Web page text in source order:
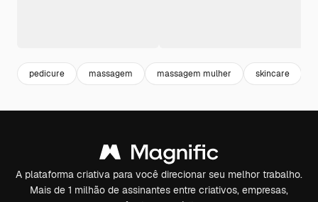
pedicure massagem massagem mulher skincare
A plataforma criativa para você direcionar seu melhor trabalho.
Mais de 1 milhão de assinantes entre criativos, empresas,